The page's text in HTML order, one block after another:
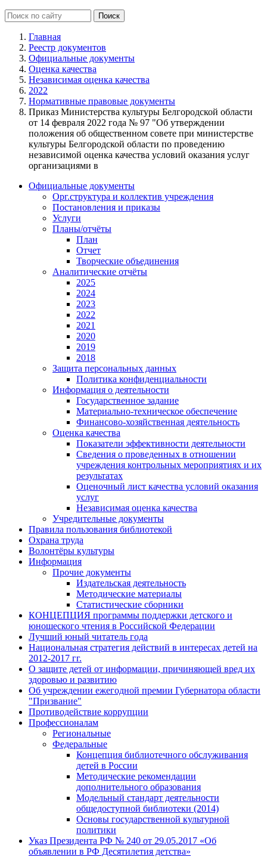
Главная
Реестр документов
Официальные документы
Оценка качества
Независимая оценка качества
2022
Нормативные правовые документы
Приказ Министерства культуры Белгородской области
от 14 февраля 2022 года № 97 "Об утверждении
положения об общественном совете при министерстве
культуры Белгородской области по проведению
независимой оценка качества условий оказания услуг
организациями в
Официальные документы
Орг.структура и коллектив учреждения
Постановления и приказы
Услуги
Планы/отчёты
План
Отчет
Творческие объединения
Аналитические отчёты
2025
2024
2023
2022
2021
2020
2019
2018
Защита персональных данных
Политика конфиденциальности
Информация о деятельности
Государственное задание
Материально-техническое обеспечение
Финансово-хозяйственная деятельность
Оценка качества
Показатели эффективности деятельности
Сведения о проведенных в отношении
учреждения контрольных мероприятиях и их
результатах
Оценочный лист качества условий оказания
услуг
Независимая оценка качества
Учредительные документы
Правила пользования библиотекой
Охрана труда
Волонтёры культуры
Информация
Прочие документы
Издательская деятельность
Методические материалы
Статистические сборники
КОНЦЕПЦИЯ программы поддержки детского и
юношеского чтения в Российской Федерации
Лучший юный читатель года
Национальная стратегия действий в интересах детей на
2012-2017 гг.
О защите детей от информации, причиняющей вред их
здоровью и развитию
Об учреждении ежегодной премии Губернатора области
"Призвание"
Противодействие коррупции
Профессионалам
Региональные
Федеральные
Концепция библиотечного обслуживания
детей в России
Методические рекомендации
дополнительного образования
Модельный стандарт деятельности
общедоступной библиотеки (2014)
Основы государственной культурной
политики
Указ Президента РФ № 240 от 29.05.2017 «Об
объявлении в РФ Десятилетия детства»